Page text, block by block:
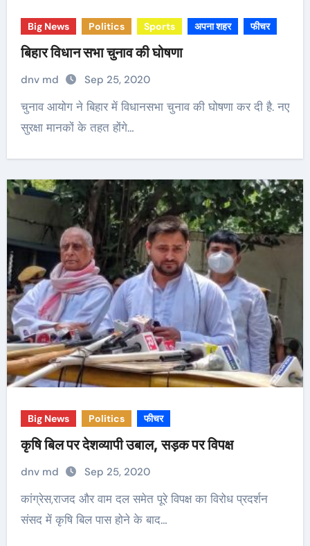
Big News Politics Sports अपना शहर फीचर
बिहार विधान सभा चुनाव की घोषणा
dnv md Sep 25, 2020
चुनाव आयोग ने बिहार में विधानसभा चुनाव की घोषणा कर दी है. नए
सुरक्षा मानकों के तहत होंगे…
Big News Politics फीचर
कृषि बिल पर देशव्यापी उबाल, सड़क पर विपक्ष
dnv md Sep 25, 2020
कांग्रेस,राजद और वाम दल समेत पूरे विपक्ष का विरोध प्रदर्शन
संसद में कृषि बिल पास होने के बाद…